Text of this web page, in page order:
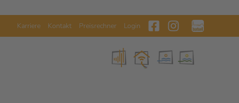
Karriere Kontakt Preisrechner Login